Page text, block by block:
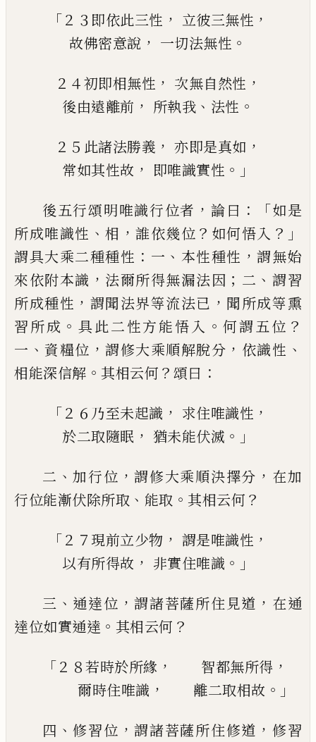
「２３即依此三性 ， 立彼三無性 ，
故佛密意說 ， 一切法無性 。
２４初即相無性 ， 次無自然性 ，
後由遠離前 ， 所執我 、 法性 。
２５此諸法勝義 ， 亦即是真如 ，
常如其性故 ， 即唯識實性 。」
後五行頌明唯識行位者 ， 論曰 ：「如是
所成唯識性 、相 ，誰依幾位 ？ 如何悟入 ？」
謂具大乘二種種性 ： 一 、 本性種性 ，謂無始
來依附本識 ， 法爾所得無漏法因 ； 二 、 謂習
所成種性 ， 謂聞法界等流法已 ， 聞所成等熏
習所成 。具此二性方能悟入 。何謂五位 ？
一 、資糧位 ，謂修大乘順解脫分 ， 依識性 、
相能深信解 。 其相云何 ？ 頌曰 ：
「２６乃至未起識 ， 求住唯識性 ，
於二取隨眠 ， 猶未能伏滅 。」
二 、加行位 ，謂修大乘順決擇分 ， 在加
行位能漸伏除所取 、 能取 。 其相云何 ？
「２７現前立少物 ， 謂是唯識性 ，
以有所得故 ， 非實住唯識 。」
三 、 通達位 ，謂諸菩薩所住 見道 ， 在通
達位如實通達 。 其相云何 ？
「２８若時於所緣 ， 智都無所得 ，
爾時住唯識 ， 離二取相故 。」
四 、修習位 ，謂諸菩薩所住修道 ， 修習